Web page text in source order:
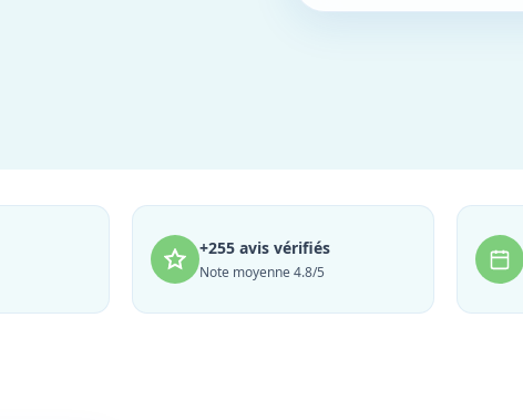
+255 avis vérifiés
Note moyenne 4.8/5